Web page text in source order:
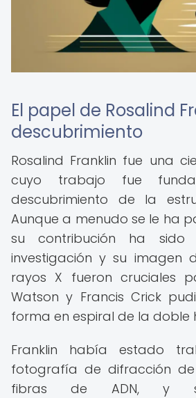
El papel de Rosalind
descubrimiento
Rosalind Franklin fue una
cuyo trabajo fue
descubrimiento de la
Aunque a menudo se le ha
su contribución ha sido
investigación y su imagen
rayos X fueron cruciales
Watson y Francis Crick
forma en espiral de la doble
Franklin había estado
fotografía de difracción
fibras de ADN, y